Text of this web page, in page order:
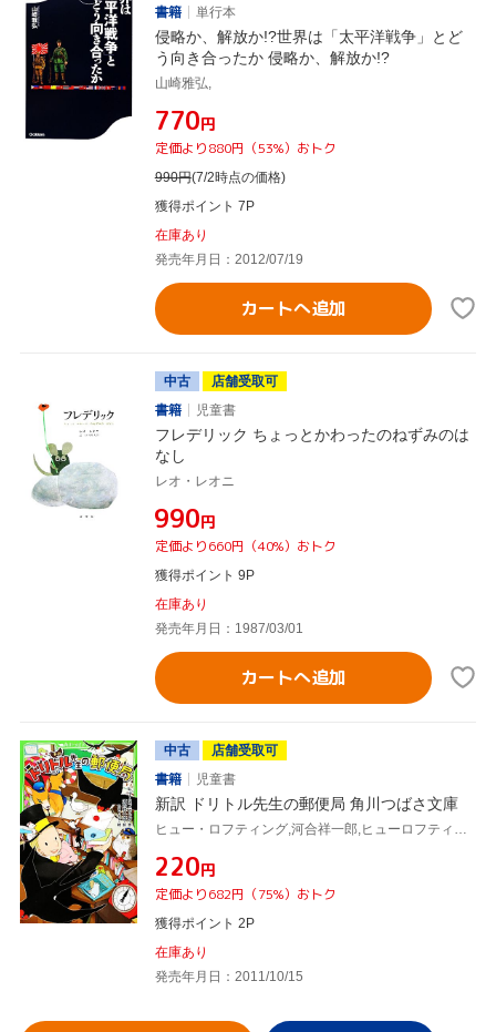
書籍
単行本
侵略か、解放か!?世界は「太平洋戦争」とど
う向き合ったか 侵略か、解放か!?
山崎雅弘,
¥770円
定価より880円（53%）おトク
990円(7/2時点の価格)
獲得ポイント 7P
在庫あり
発売年月日：2012/07/19
カートへ追加
中古
店舗受取可
書籍
児童書
フレデリック ちょっとかわったのねずみのは
なし
レオ・レオニ
¥990円
定価より660円（40%）おトク
獲得ポイント 9P
在庫あり
発売年月日：1987/03/01
カートへ追加
中古
店舗受取可
書籍
児童書
新訳 ドリトル先生の郵便局 角川つばさ文庫
¥220円
定価より682円（75%）おトク
獲得ポイント 2P
在庫あり
発売年月日：2011/10/15